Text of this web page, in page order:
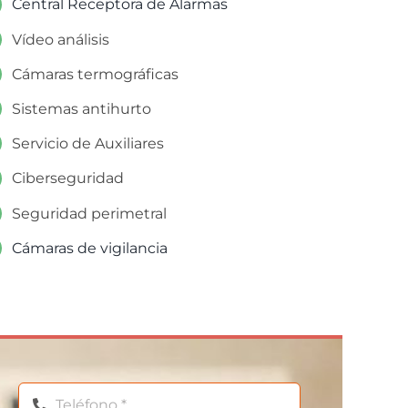
Central Receptora de Alarmas
Vídeo análisis
Cámaras termográficas
Sistemas antihurto
Servicio de Auxiliares
Ciberseguridad
Seguridad perimetral
Cámaras de vigilancia